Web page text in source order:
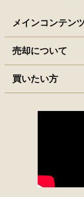
メインコンテン
売却について
買いたい方